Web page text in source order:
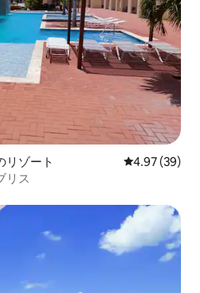
リゾート レビュー39
4.97 (39)
リス